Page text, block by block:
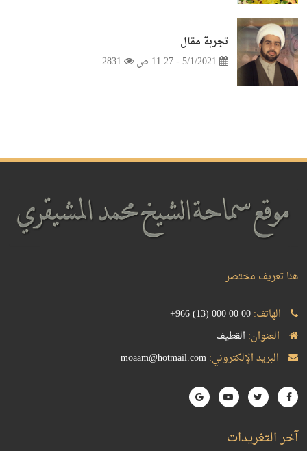
تجربة مقال
هنا تعريف مختصر.
الهاتف:+966 (13) 000 00 00
العنوان: القطيف
البريد الإلكتروني:moaam@hotmail.com
آخر التغريدات